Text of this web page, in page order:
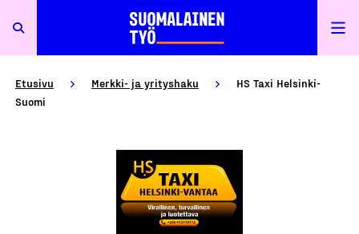
Etusivu Merkki- ja yrityshaku
HS Taxi Helsinki-
Suomi